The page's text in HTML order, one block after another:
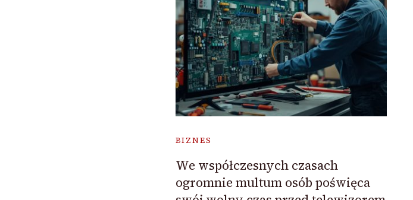
BIZNES
We współczesnych czasach
ogromnie multum osób poświęca